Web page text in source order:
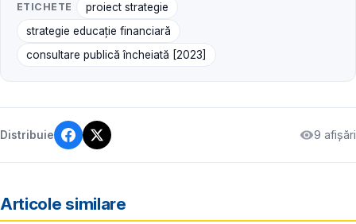
ETICHETE
proiect strategie
strategie educație financiară
consultare publică încheiată [2023]
Distribuie 9 afișări
Articole similare